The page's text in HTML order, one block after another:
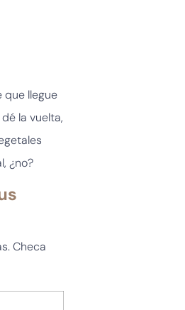
que llegue
la vuelta,
¿no?
Checa